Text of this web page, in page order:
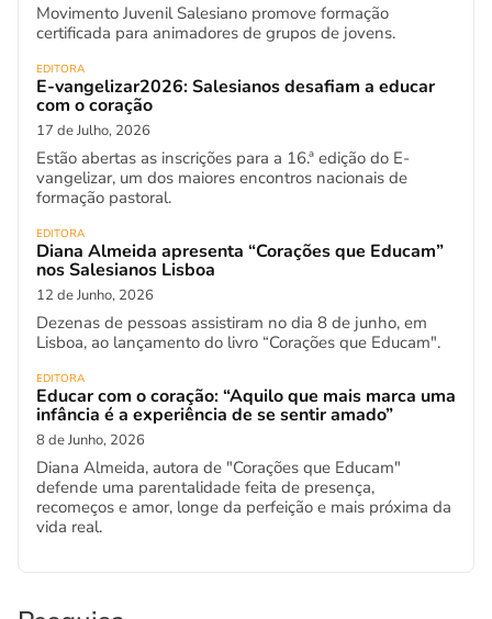
Movimento Juvenil Salesiano promove formação
certificada para animadores de grupos de jovens.
EDITORA
E-vangelizar2026: Salesianos desafiam a educar
com o coração
17 de Julho, 2026
Estão abertas as inscrições para a 16.ª edição do E-
vangelizar, um dos maiores encontros nacionais de
formação pastoral.
EDITORA
Diana Almeida apresenta “Corações que Educam”
nos Salesianos Lisboa
12 de Junho, 2026
Dezenas de pessoas assistiram no dia 8 de junho, em
Lisboa, ao lançamento do livro “Corações que Educam".
EDITORA
Educar com o coração: “Aquilo que mais marca uma
infância é a experiência de se sentir amado”
8 de Junho, 2026
Diana Almeida, autora de "Corações que Educam"
defende uma parentalidade feita de presença,
recomeços e amor, longe da perfeição e mais próxima da
vida real.